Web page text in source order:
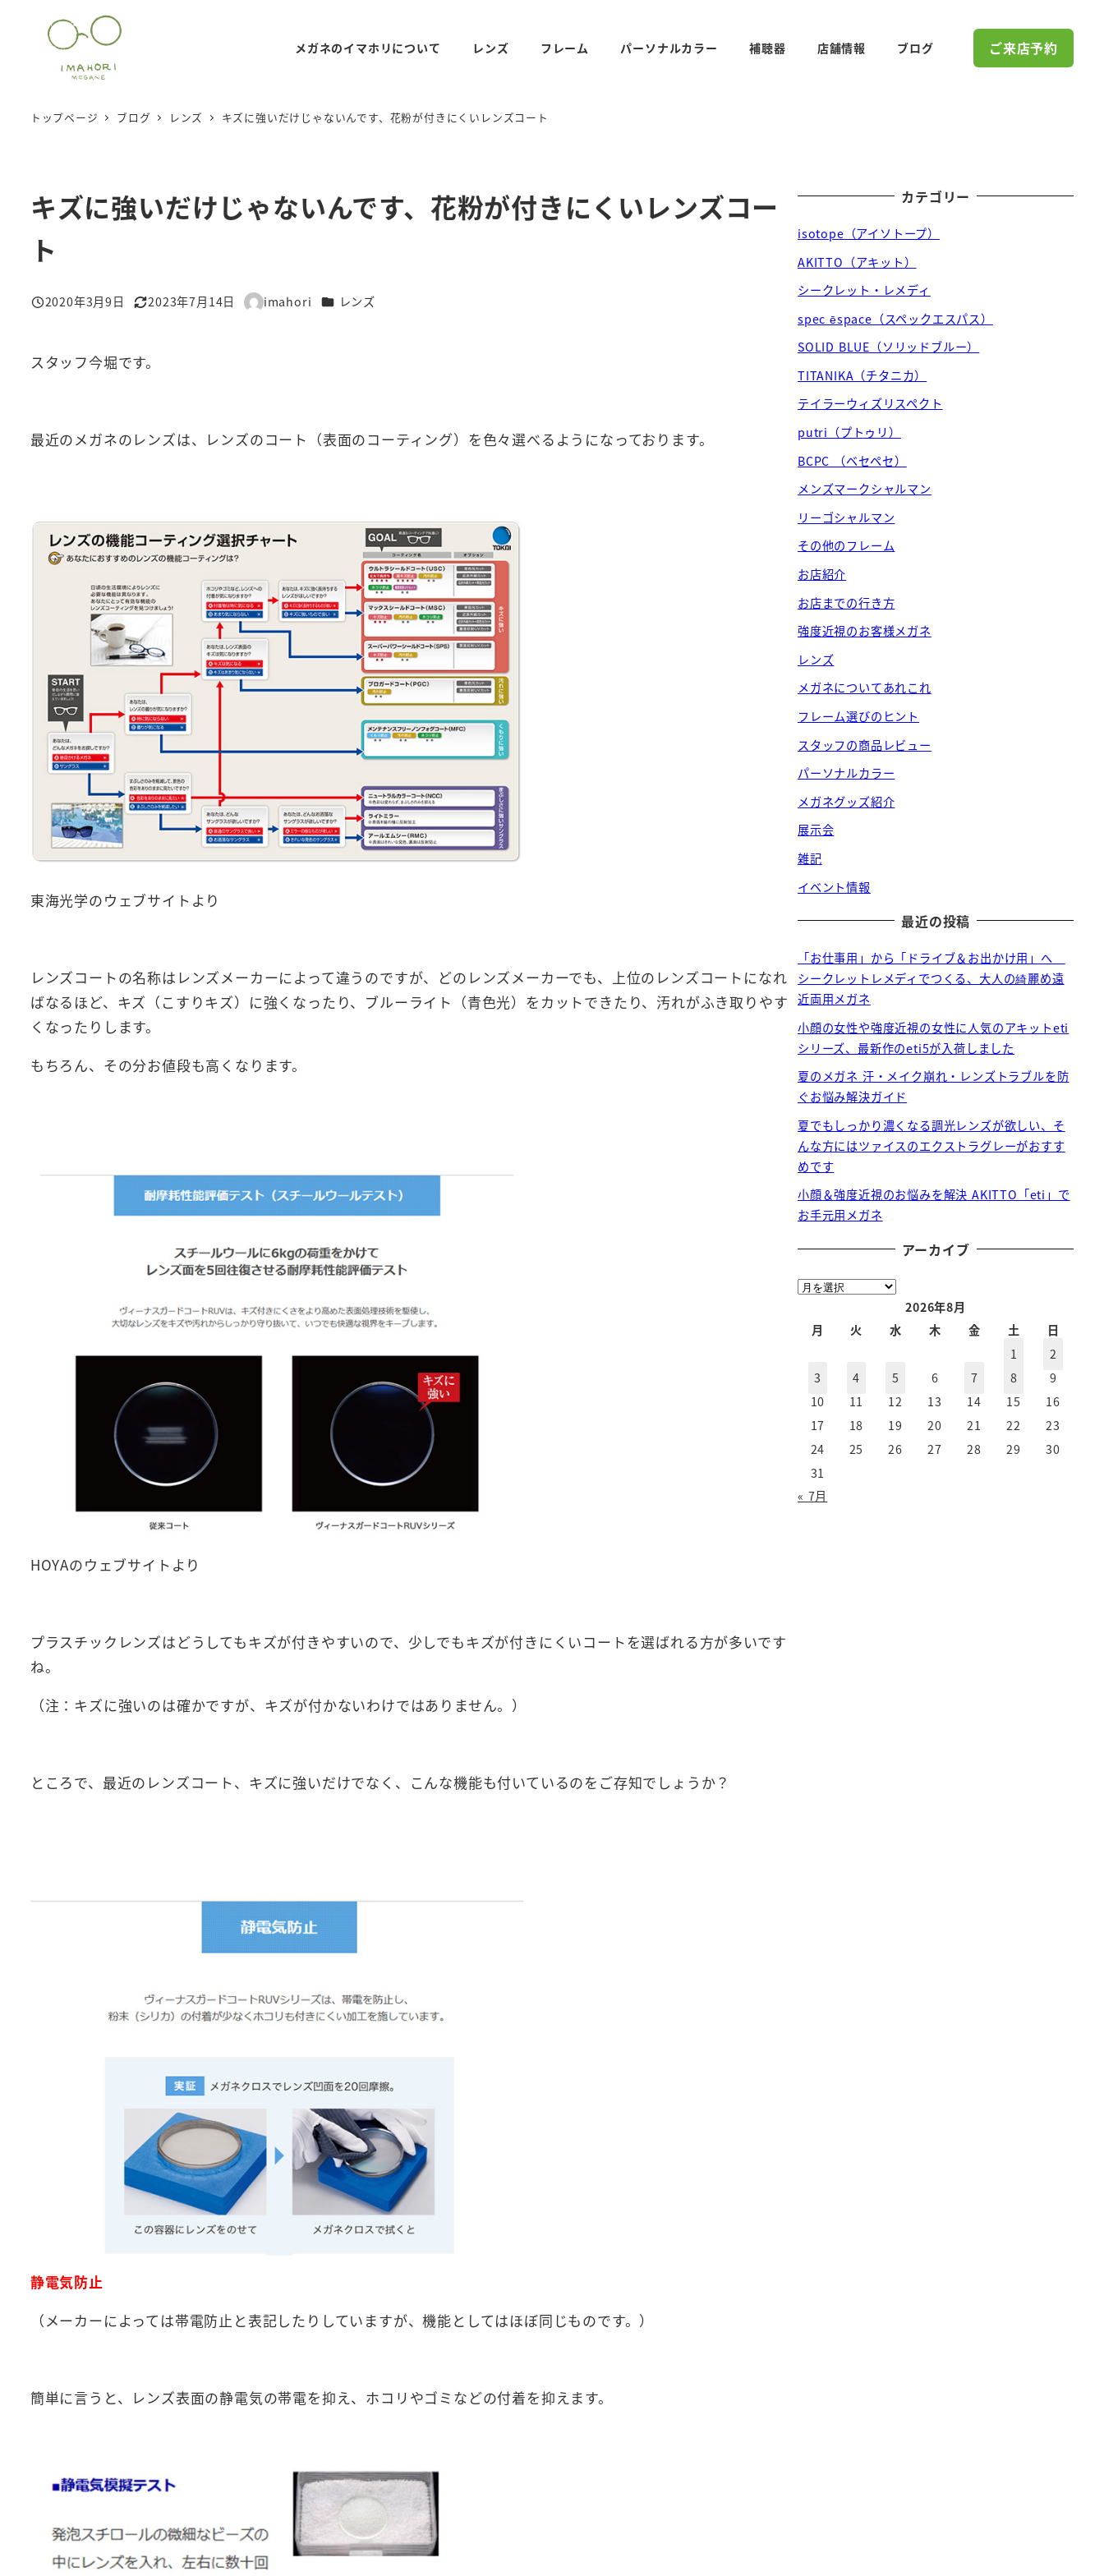
メガネのイマホリについて レンズ フレーム パーソナルカラー 補聴器 店舗情報 ブログ ご来店予約
トップページ ブログ レンズ キズに強いだけじゃないんです、花粉が付きにくいレンズコート
キズに強いだけじゃないんです、花粉が付きにくいレンズコー
ト
投稿日
2020年3月9日
更新日
2023年7月14日
著
imahori カテゴリー
レンズ
スタッフ今堀です。
最近のメガネのレンズは、レンズのコート（表面のコーティング）を色々選べるようになっております。
東海光学のウェブサイトより
レンズコートの名称はレンズメーカーによって違うのですが、どのレンズメーカーでも、上位のレンズコートになれ
ばなるほど、キズ（こすりキズ）に強くなったり、ブルーライト（青色光）をカットできたり、汚れがふき取りやす
くなったりします。
もちろん、その分お値段も高くなります。
HOYAのウェブサイトより
プラスチックレンズはどうしてもキズが付きやすいので、少しでもキズが付きにくいコートを選ばれる方が多いです
ね。
（注：キズに強いのは確かですが、キズが付かないわけではありません。）
ところで、最近のレンズコート、キズに強いだけでなく、こんな機能も付いているのをご存知でしょうか？
静電気防止
（メーカーによっては帯電防止と表記したりしていますが、機能としてはほぼ同じものです。）
簡単に言うと、レンズ表面の静電気の帯電を抑え、ホコリやゴミなどの付着を抑えます。
カテゴリー
isotope（アイソトープ）
AKITTO（アキット）
シークレット・レメディ
spec ēspace（スペックエスパス）
SOLID BLUE（ソリッドブルー）
TITANIKA（チタニカ）
テイラーウィズリスペクト
putri（プトゥリ）
BCPC （ベセペセ）
メンズマークシャルマン
リーゴシャルマン
その他のフレーム
お店紹介
お店までの行き方
強度近視のお客様メガネ
レンズ
メガネについてあれこれ
フレーム選びのヒント
スタッフの商品レビュー
パーソナルカラー
メガネグッズ紹介
展示会
雑記
イベント情報
最近の投稿
「お仕事用」から「ドライブ＆お出かけ用」へ
シークレットレメディでつくる、大人の綺麗め遠
近両用メガネ
小顔の女性や強度近視の女性に人気のアキットeti
シリーズ、最新作のeti5が入荷しました
夏のメガネ 汗・メイク崩れ・レンズトラブルを防
ぐお悩み解決ガイド
夏でもしっかり濃くなる調光レンズが欲しい、そ
んな方にはツァイスのエクストラグレーがおすす
めです
小顔＆強度近視のお悩みを解決 AKITTO「eti」で
お手元用メガネ
アーカイブ
ア
2026年8月
月
火 水 木 金 土
日
1
2
3
4 5 6 7 8
9
10
11 12 13 14 15
16
17
18 19 20 21 22
23
24
25 26 27 28 29
30
31
« 7月